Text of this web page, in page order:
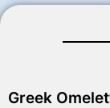
Greek